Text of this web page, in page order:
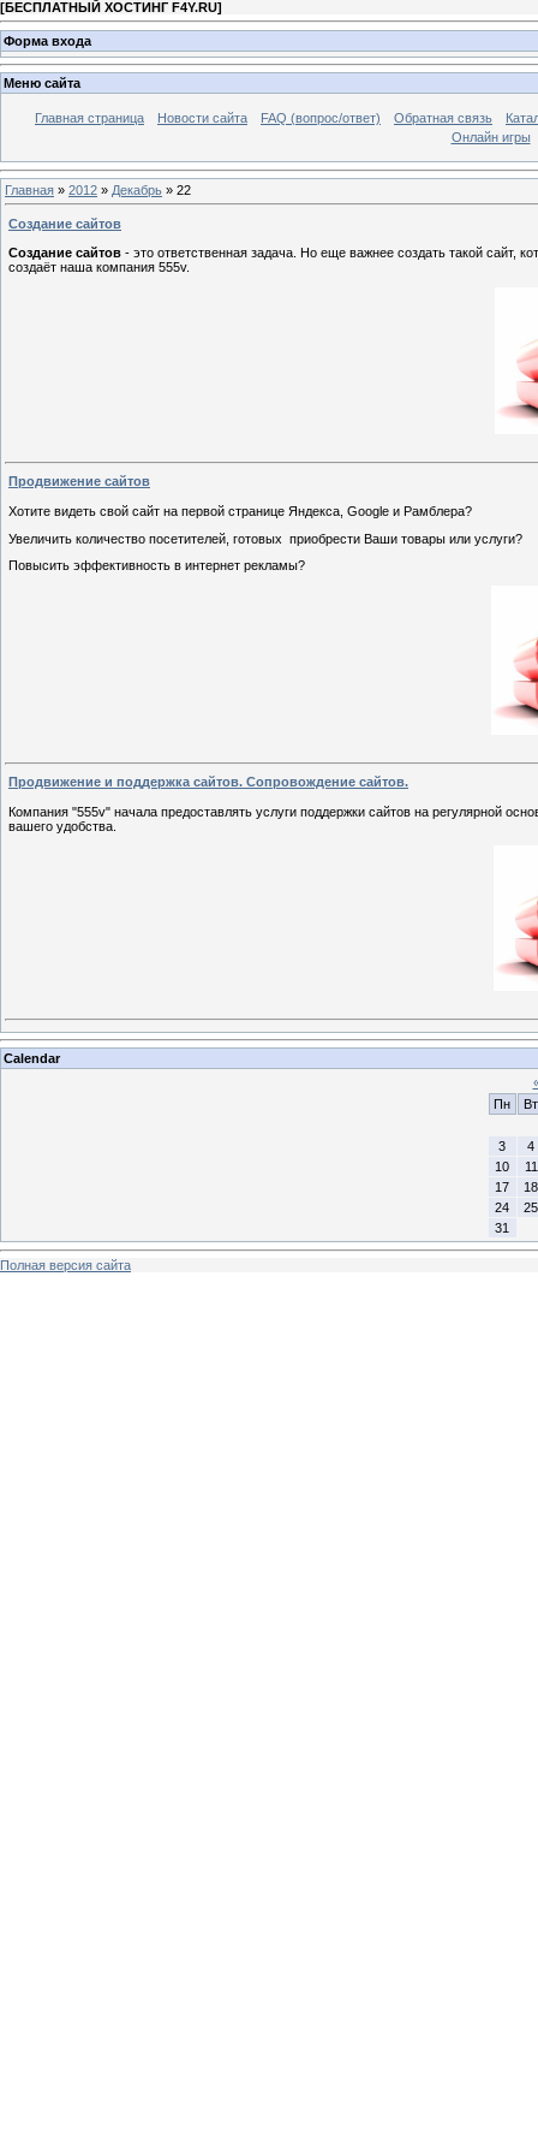
[БЕСПЛАТНЫЙ ХОСТИНГ F4Y.RU]
Форма входа
Меню сайта
Главная страница Новости сайта FAQ (вопрос/ответ) Обратная связь
Онлайн игры
Главная » 2012 » Декабрь » 22
Создание сайтов
Создание сайтов - это ответственная задача. Но еще важнее создать такой сайт,
создаёт наша компания 555v.
Продвижение сайтов
Хотите видеть свой сайт на первой странице Яндекса, Google и Рамблера?
Увеличить количество посетителей, готовых приобрести Ваши товары или услуги?
Повысить эффективность в интернет рекламы?
Продвижение и поддержка сайтов. Сопровождение сайтов.
Компания "555v" начала предоставлять услуги поддержки сайтов на регулярной
вашего удобства.
Calendar
Пн
Вт
3
4
10
11
17
18
24
25
31
Полная версия сайта